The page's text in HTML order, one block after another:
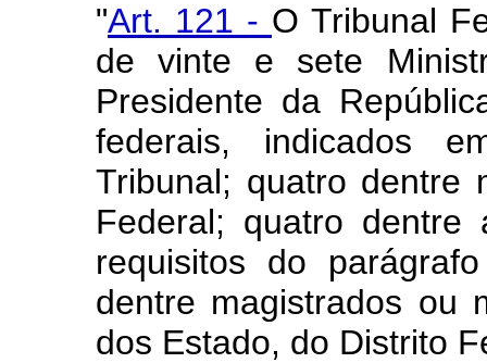
"Art. 121 - O Tribunal
de vinte e sete
Presidente da
federais, indicados
Tribunal; quatro dentre
Federal; quatro dentre
requisitos do
dentre magistrados ou
dos Estado, do Distrito